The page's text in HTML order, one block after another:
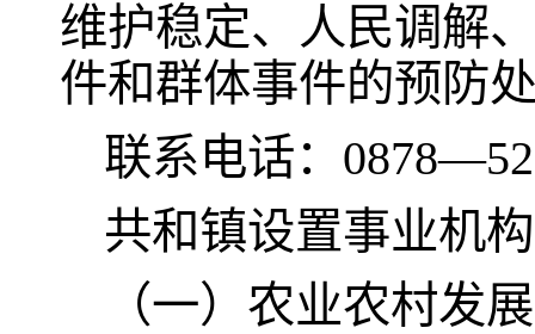
维护稳定、人民调解
件和群体事件的预防
联系电话：
共和镇设置事业机
（一）农业农村发